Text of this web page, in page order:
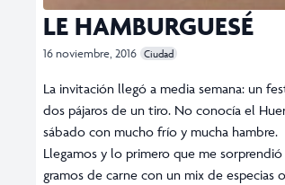
LE HAMBURGUESÉ
16 noviembre, 2016 Ciudad
La invitación llegó a media semana: un
dos pájaros de un tiro. No conocía el
sábado con mucho frío y mucha hambre.
Llegamos y lo primero que me
gramos de carne con un mix de